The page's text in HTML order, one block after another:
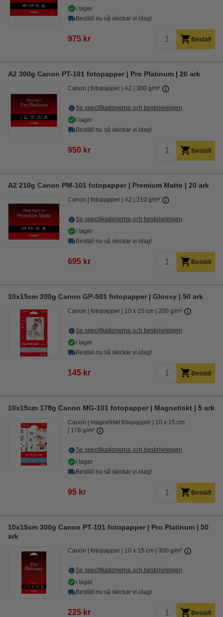
i lager
Beställ nu så skickar vi idag!
975 kr Beställ
A2 300g Canon PT-101 fotopapper | Pro Platinum | 20 ark
Canon fotopapper A2 300 g/m²
Se specifikationerna och beskrivningen
i lager
Beställ nu så skickar vi idag!
950 kr Beställ
A2 210g Canon PM-101 fotopapper | Premium Matte | 20 ark
Canon fotopapper A2 210 g/m²
Se specifikationerna och beskrivningen
i lager
Beställ nu så skickar vi idag!
695 kr Beställ
10x15cm 200g Canon GP-501 fotopapper | Glossy | 50 ark
Canon fotopapper 10 x 15 cm 200 g/m²
Se specifikationerna och beskrivningen
i lager
Beställ nu så skickar vi idag!
145 kr Beställ
10x15cm 178g Canon MG-101 fotopapper | Magnetiskt | 5 ark
Canon magnetiskt fotopapper
10 x 15 cm
178 g/m²
Se specifikationerna och beskrivningen
i lager
Beställ nu så skickar vi idag!
95 kr Beställ
10x15cm 300g Canon PT-101 fotopapper | Pro Platinum | 50
ark
Canon fotopapper 10 x 15 cm 300 g/m²
Se specifikationerna och beskrivningen
i lager
Beställ nu så skickar vi idag!
225 kr Beställ